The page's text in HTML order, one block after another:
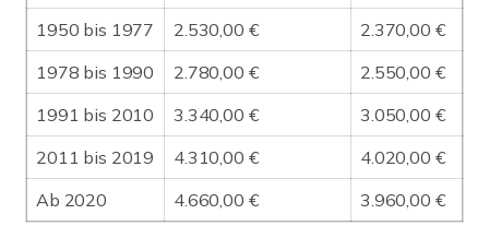
1950 bis 1977
2.530,00 €
2.370,00 €
1978 bis 1990
2.780,00 €
2.550,00 €
1991 bis 2010
3.340,00 €
3.050,00 €
2011 bis 2019
4.310,00 €
4.020,00 €
Ab 2020
4.660,00 € 3.960,00 €